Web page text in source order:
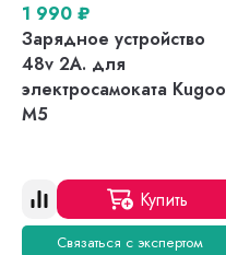
1 990 ₽
Зарядное устройство
48v 2A. для
электросамоката Kugoo
M5
Купить
Связаться с экспертом